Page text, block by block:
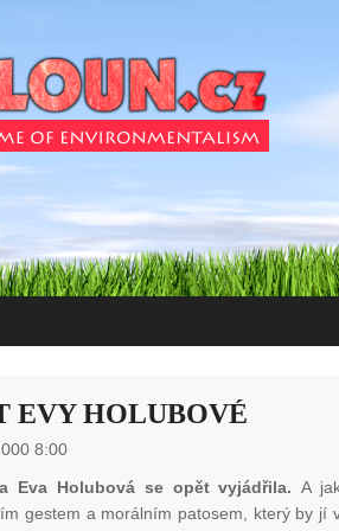
EVY HOLUBOVÉ
8:00
Eva Holubová se opět vyjádřila. A
gestem a morálním patosem, který by jí